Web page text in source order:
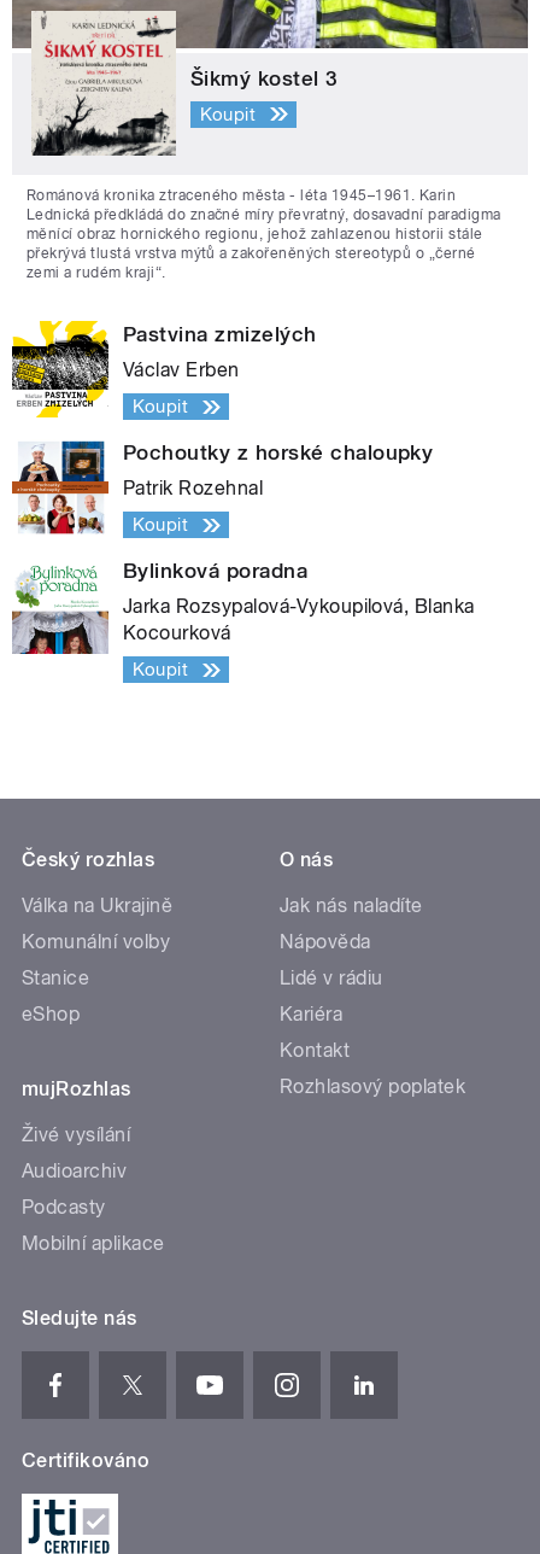
Šikmý kostel 3
Koupit
Románová kronika ztraceného města - léta 1945–1961. Karin
Lednická předkládá do značné míry převratný, dosavadní paradigma
měnící obraz hornického regionu, jehož zahlazenou historii stále
překrývá tlustá vrstva mýtů a zakořeněných stereotypů o „černé
zemi a rudém kraji“.
Pastvina zmizelých
Václav Erben
Koupit
Pochoutky z horské chaloupky
Patrik Rozehnal
Koupit
Bylinková poradna
Jarka Rozsypalová-Vykoupilová, Blanka
Kocourková
Koupit
Český rozhlas
Válka na Ukrajině
Komunální volby
Stanice
eShop
mujRozhlas
Živé vysílání
Audioarchiv
Podcasty
Mobilní aplikace
O nás
Jak nás naladíte
Nápověda
Lidé v rádiu
Kariéra
Kontakt
Rozhlasový poplatek
Sledujte nás
Certifikováno